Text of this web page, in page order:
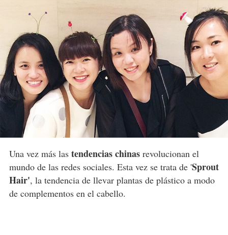
Una vez más las tendencias chinasrevolucionan el
mundo de las redes sociales. Esta vez se trata de 'Sprout
Hair', la tendencia de llevar plantas de plástico a modo
de complementos en el cabello.